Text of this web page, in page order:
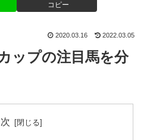
コピー
2020.03.16 2022.03.05
ップの注目馬を分